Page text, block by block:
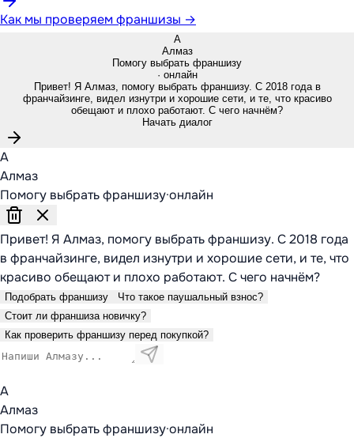
Как мы проверяем франшизы →
А
Алмаз
Помогу выбрать франшизу
· онлайн
Привет! Я Алмаз, помогу выбрать франшизу. С 2018 года в
франчайзинге, видел изнутри и хорошие сети, и те, что красиво
обещают и плохо работают. С чего начнём?
Начать диалог
А
Алмаз
Помогу выбрать франшизу·онлайн
Привет! Я Алмаз, помогу выбрать франшизу. С 2018 года
в франчайзинге, видел изнутри и хорошие сети, и те, что
красиво обещают и плохо работают. С чего начнём?
Подобрать франшизу
Что такое паушальный взнос?
Стоит ли франшиза новичку?
Как проверить франшизу перед покупкой?
А
Алмаз
Помогу выбрать франшизу·онлайн